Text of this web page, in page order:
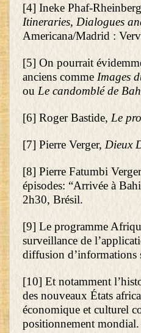
[4] Ineke Phaf-
Itineraries, Dialogues
Americana/Madrid :
[5] On pourrait
anciens comme Images
ou Le candomblé de
[6] Roger Bastide, Le
[7] Pierre Verger, Dieux
[8] Pierre Fatumbi
épisodes: “Arrivée à
2h30, Brésil.
[9] Le programme
surveillance de
diffusion d’informations
[10] Et notamment
des nouveaux États
économique et culturel
positionnement mondial.